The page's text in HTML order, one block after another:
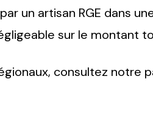
un artisan RGE dans
sur le montant
consultez notre